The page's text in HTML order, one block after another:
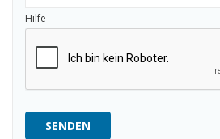
Hilfe
SENDEN